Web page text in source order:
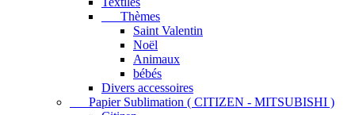
Thèmes
Saint Valentin
Noël
Animaux
bébés
Divers accessoires
Papier Sublimation ( CITIZEN - MITSUBISHI )